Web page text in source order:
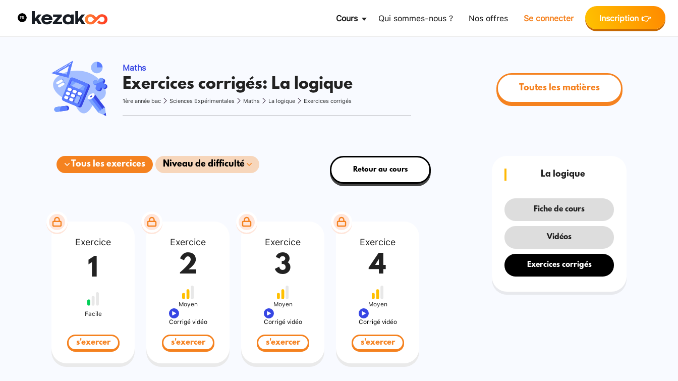
Cours Qui sommes-nous ? Nos offres Se connecter Inscription 👉
Maths
Exercices corrigés: La logique
1ère année bac Sciences Expérimentales Maths La logique Exercices corrigés
Toutes les matières
Tous les exercices Niveau de difficulté
Retour au cours
Exercice
1
Facile
s'exercer
Exercice
2
Moyen
Corrigé vidéo
s'exercer
Exercice
3
Moyen
Corrigé vidéo
s'exercer
Exercice
4
Moyen
Corrigé vidéo
s'exercer
La logique
Fiche de cours
Vidéos
Exercices corrigés